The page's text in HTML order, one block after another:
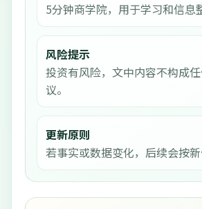
5分钟商学院，用于学习和信息
风险提示
投资有风险，文中内容不构成
议。
更新原则
若事实或数据变化，后续会按新